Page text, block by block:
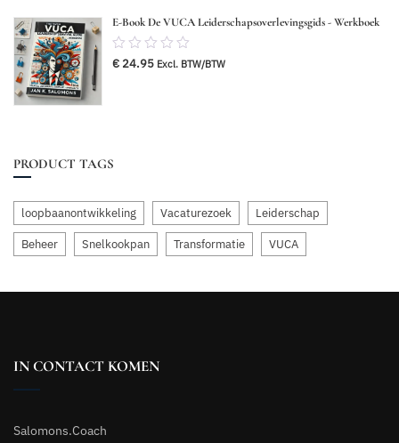
E-Book De VUCA Leiderschapsoverlevingsgids - Werkboek
0.00
van
€ 24.95 Excl. BTW/BTW
PRODUCT TAGS
loopbaanontwikkeling Vacaturezoek Leiderschap
Beheer Snelkookpan Transformatie VUCA
IN CONTACT KOMEN
Salomons.Coach